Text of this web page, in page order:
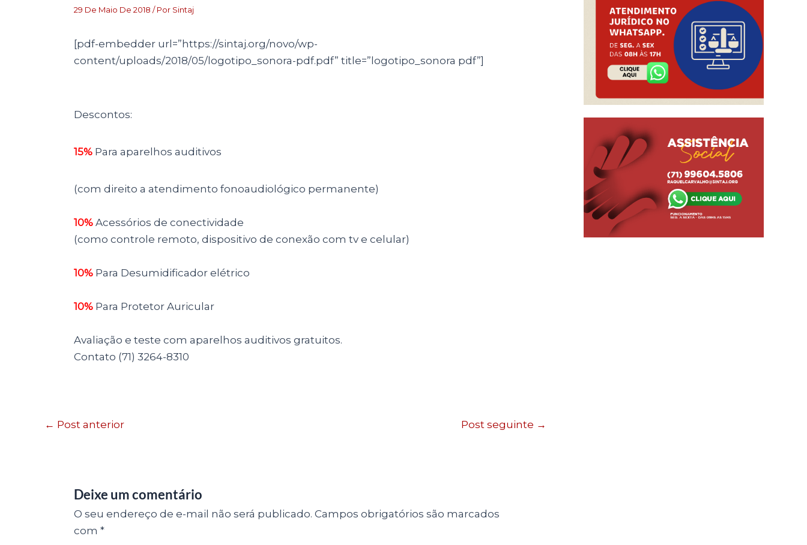
29 De Maio De 2018 / Por Sintaj
[pdf-embedder url=”https://sintaj.org/novo/wp-
content/uploads/2018/05/logotipo_sonora-pdf.pdf” title=”logotipo_sonora pdf”]
Descontos:
15% Para aparelhos auditivos
(com direito a atendimento fonoaudiológico permanente)
10% Acessórios de conectividade
(como controle remoto, dispositivo de conexão com tv e celular)
10% Para Desumidificador elétrico
10% Para Protetor Auricular
Avaliação e teste com aparelhos auditivos gratuitos.
Contato (71) 3264-8310
← Post anterior Post seguinte →
Deixe um comentário
O seu endereço de e-mail não será publicado. Campos obrigatórios são marcados
com *